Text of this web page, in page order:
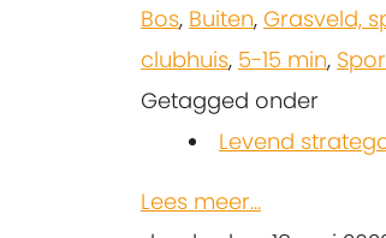
Bos, Buiten, Grasveld,
clubhuis, 5-15 min,
Getagged onder
Levend
Lees meer...